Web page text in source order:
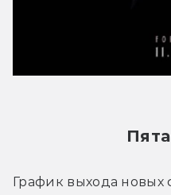
График выхода